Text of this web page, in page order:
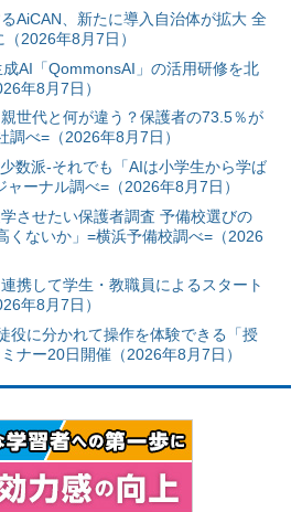
AiCAN、新たに導入自治体が拡大 全
2026年8月7日）
AI「QommonsAI」の活用研修を北
年8月7日）
世代と何が違う？保護者の73.5％が
べ=（2026年8月7日）
数派-それでも「AIは小学生から学ば
ーナル調べ=（2026年8月7日）
させたい保護者調査 予備校選びの
くないか」=横浜予備校調べ=（2026
携して学生・教職員によるスタート
年8月7日）
役に分かれて操作を体験できる「授
ナー20日開催（2026年8月7日）